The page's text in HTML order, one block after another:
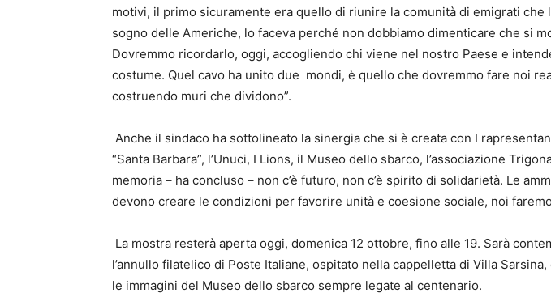
motivi, il primo sicuramente era quello di riunire la comunità di emigrati che
sogno delle Americhe, lo faceva perché non dobbiamo dimenticare che si
Dovremmo ricordarlo, oggi, accogliendo chi viene nel nostro Paese e
costume. Quel cavo ha unito due mondi, è quello che dovremmo fare noi
costruendo muri che dividono”.
Anche il sindaco ha sottolineato la sinergia che si è creata con I
“Santa Barbara”, l’Unuci, I Lions, il Museo dello sbarco, l’associazione
memoria – ha concluso – non c’è futuro, non c’è spirito di solidarietà. Le
devono creare le condizioni per favorire unità e coesione sociale, noi
La mostra resterà aperta oggi, domenica 12 ottobre, fino alle 19. Sarà
l’annullo filatelico di Poste Italiane, ospitato nella cappelletta di Villa
le immagini del Museo dello sbarco sempre legate al centenario.